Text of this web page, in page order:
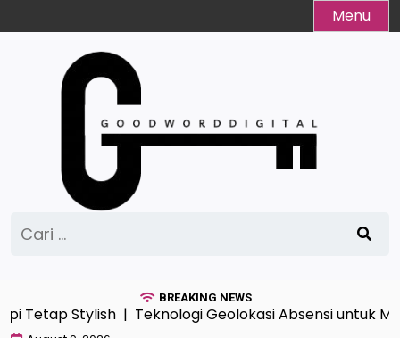
to
Menu
untuk:
BREAKING NEWS
Tetap Stylish |Teknologi Geolokasi Absensi untuk